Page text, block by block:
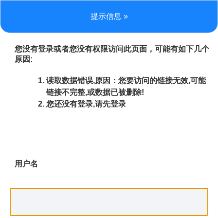
提示信息 »
您没有登录或者您没有权限访问此页面，可能有如下几个
原因:
读取数据错误,原因：您要访问的链接无效,可能
链接不完整,或数据已被删除!
您还没有登录,请先登录
用户名